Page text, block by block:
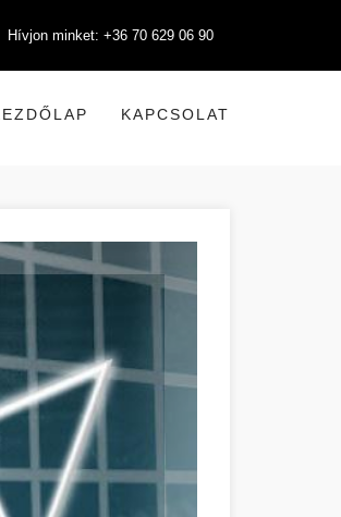
Hívjon minket: +36 70 629 06 90
KAPCSOLAT